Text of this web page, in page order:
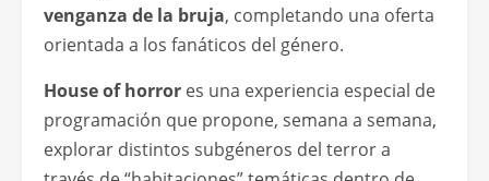
venganza de la bruja, completando una oferta
orientada a los fanáticos del género.
House of horror es una experiencia especial de
programación que propone, semana a semana,
explorar distintos subgéneros del terror a